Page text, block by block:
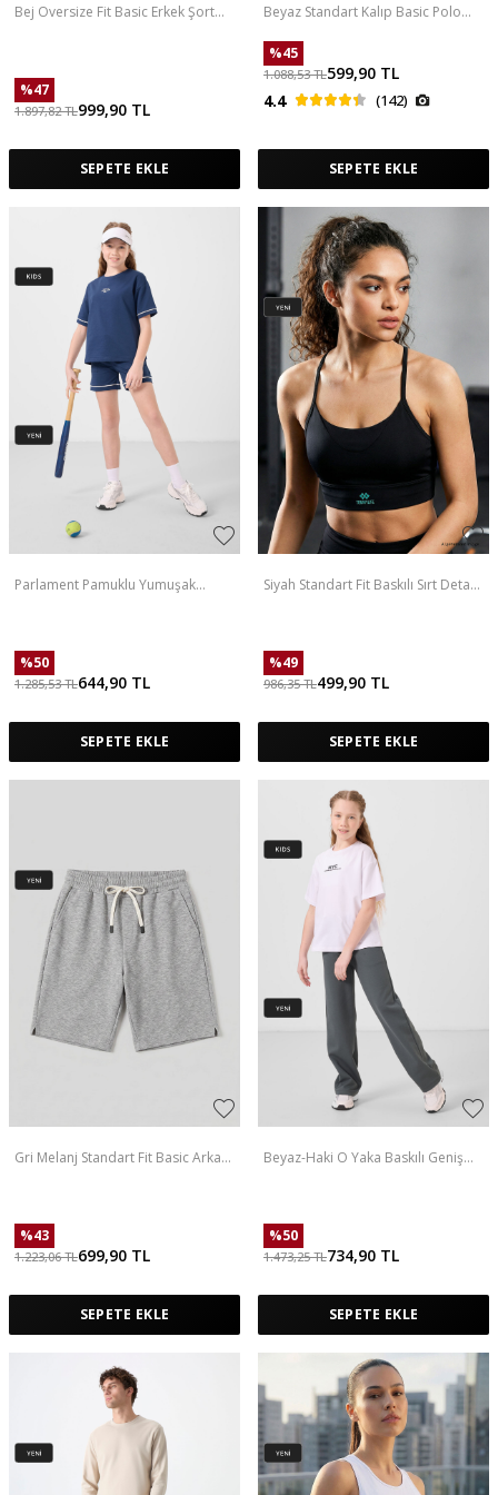
Bej Oversize Fit Basic Erkek Şort
%47
1.897,82TL999,90 TL
SEPETE EKLE
Beyaz Standart Kalıp Basic Polo
%45
1.088,53TL599,90 TL
4.4
(142)
SEPETE EKLE
Parlament Pamuklu Yumuşak
%50
1.285,53TL644,90 TL
SEPETE EKLE
Siyah Standart Fit Baskılı Sırt Detaylı
%49
986,35TL499,90 TL
SEPETE EKLE
Gri Melanj Standart Fit Basic Arka
%43
1.223,06TL699,90 TL
SEPETE EKLE
Beyaz-Haki O Yaka Baskılı Geniş
%50
1.473,25TL734,90 TL
SEPETE EKLE